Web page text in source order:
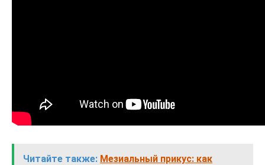
Читайте также: Мезиальный прикус: как